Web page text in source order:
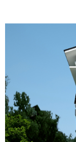
Mẫu biệt thự hiện
Mẫu biệt thự hiện
Mẫu biệt thự hiện
Mẫu biệt thự hiện